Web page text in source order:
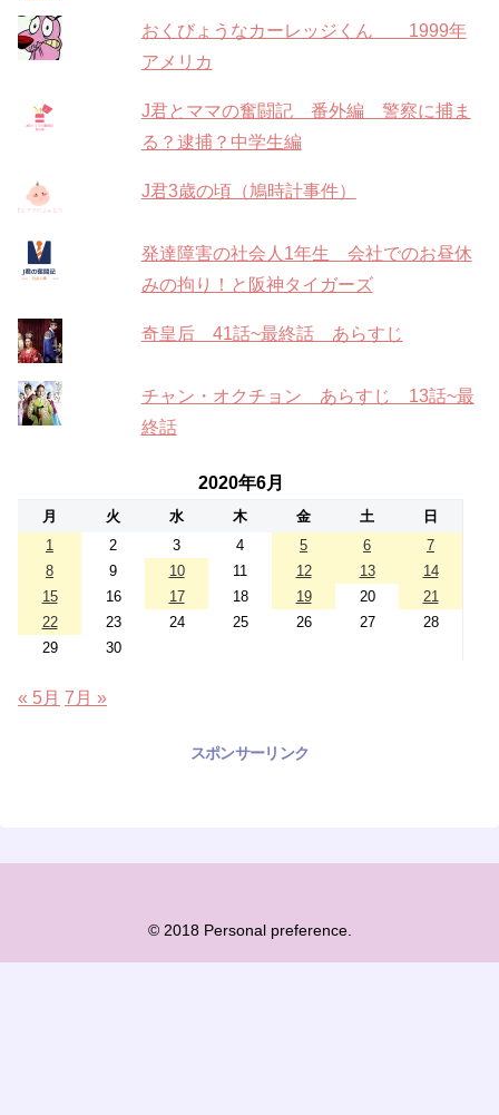
おくびょうなカーレッジくん 1999年
アメリカ
J君とママの奮闘記 番外編 警察に捕ま
る？逮捕？中学生編
J君3歳の頃（鳩時計事件）
発達障害の社会人1年生 会社でのお昼休
みの拘り！と阪神タイガーズ
奇皇后 41話~最終話 あらすじ
チャン・オクチョン あらすじ 13話~最
終話
2020年6月
月 火 水 木 金 土
日
1
2 3 4 5 6
7
8
9 10 11 12 13
14
15
16 17 18 19 20
21
22
23 24 25 26 27
28
29
30
« 5月 7月 »
スポンサーリンク
© 2018 Personal preference.